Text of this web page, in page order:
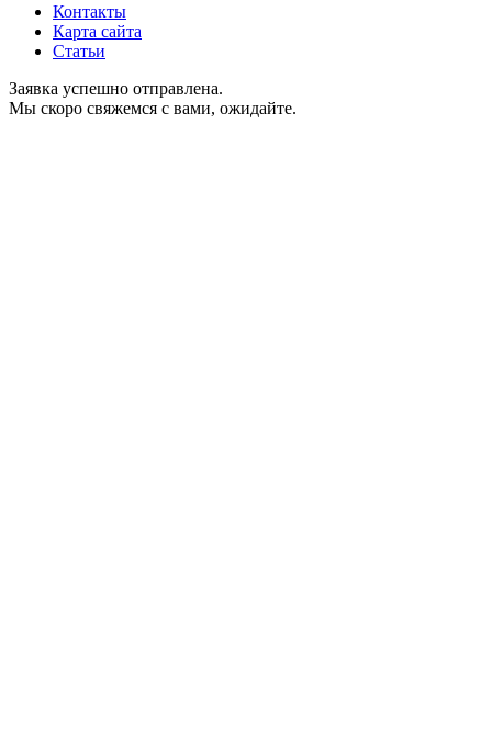
Контакты
Карта сайта
Статьи
Заявка успешно отправлена.
Мы скоро свяжемся с вами, ожидайте.